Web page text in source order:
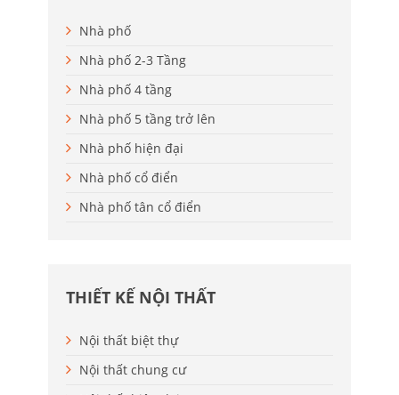
Nhà phố
Nhà phố 2-3 Tầng
Nhà phố 4 tầng
Nhà phố 5 tầng trở lên
Nhà phố hiện đại
Nhà phố cổ điển
Nhà phố tân cổ điển
THIẾT KẾ NỘI THẤT
Nội thất biệt thự
Nội thất chung cư